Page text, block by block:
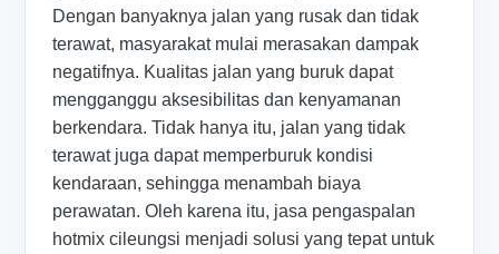
Dengan banyaknya jalan yang rusak dan tidak
terawat, masyarakat mulai merasakan dampak
negatifnya. Kualitas jalan yang buruk dapat
mengganggu aksesibilitas dan kenyamanan
berkendara. Tidak hanya itu, jalan yang tidak
terawat juga dapat memperburuk kondisi
kendaraan, sehingga menambah biaya
perawatan. Oleh karena itu, jasa pengaspalan
hotmix cileungsi menjadi solusi yang tepat untuk